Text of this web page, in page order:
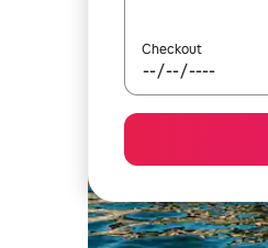
Checkout